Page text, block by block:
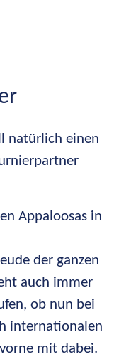
natürlich einen
Appaloosas in
der ganzen
auch immer
ob nun bei
internationalen
mit dabei.